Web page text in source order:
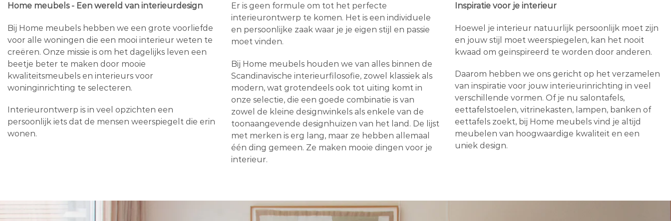
Home meubels - Een wereld van interieurdesign
Bij Home meubels hebben we een grote voorliefde
voor alle woningen die een mooi interieur weten te
creëren. Onze missie is om het dagelijks leven een
beetje beter te maken door mooie
kwaliteitsmeubels en interieurs voor
woninginrichting te selecteren.
Interieurontwerp is in veel opzichten een
persoonlijk iets dat de mensen weerspiegelt die erin
wonen.
Er is geen formule om tot het perfecte
interieurontwerp te komen. Het is een individuele
en persoonlijke zaak waar je je eigen stijl en passie
moet vinden.
Bij Home meubels houden we van alles binnen de
Scandinavische interieurfilosofie, zowel klassiek als
modern, wat grotendeels ook tot uiting komt in
onze selectie, die een goede combinatie is van
zowel de kleine designwinkels als enkele van de
toonaangevende designhuizen van het land. De lijst
met merken is erg lang, maar ze hebben allemaal
één ding gemeen. Ze maken mooie dingen voor je
interieur.
Inspiratie voor je interieur
Hoewel je interieur natuurlijk persoonlijk moet zijn
en jouw stijl moet weerspiegelen, kan het nooit
kwaad om geïnspireerd te worden door anderen.
Daarom hebben we ons gericht op het verzamelen
van inspiratie voor jouw interieurinrichting in veel
verschillende vormen. Of je nu salontafels,
eettafelstoelen, vitrinekasten, lampen, banken of
eettafels zoekt, bij Home meubels vind je altijd
meubelen van hoogwaardige kwaliteit en een
uniek design.